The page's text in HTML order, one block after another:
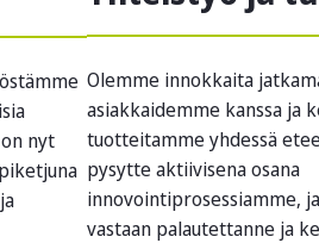
nyt
Olemme innokkaita
asiakkaidemme kanssa ja
tuotteitamme yhdessä
pysytte aktiivisena osana
innovointiprosessiamme,
vastaan palautettanne ja